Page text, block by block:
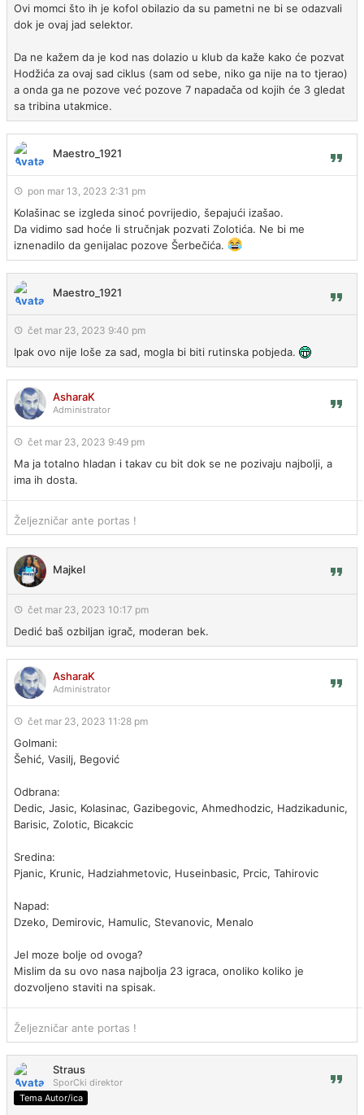
Ovi momci što ih je kofol obilazio da su pametni ne bi se odazvali
dok je ovaj jad selektor.
Da ne kažem da je kod nas dolazio u klub da kaže kako će pozvat
Hodžića za ovaj sad ciklus (sam od sebe, niko ga nije na to tjerao)
a onda ga ne pozove već pozove 7 napadača od kojih će 3 gledat
sa tribina utakmice.
Maestro_1921
pon mar 13, 2023 2:31 pm
Kolašinac se izgleda sinoć povrijedio, šepajući izašao.
Da vidimo sad hoće li stručnjak pozvati Zolotića. Ne bi me
iznenadilo da genijalac pozove Šerbečića.
Maestro_1921
čet mar 23, 2023 9:40 pm
Ipak ovo nije loše za sad, mogla bi biti rutinska pobjeda.
AsharaK
Administrator
čet mar 23, 2023 9:49 pm
Ma ja totalno hladan i takav cu bit dok se ne pozivaju najbolji, a
ima ih dosta.
Željezničar ante portas !
Majkel
čet mar 23, 2023 10:17 pm
Dedić baš ozbiljan igrač, moderan bek.
AsharaK
Administrator
čet mar 23, 2023 11:28 pm
Golmani:
Šehić, Vasilj, Begović
Odbrana:
Dedic, Jasic, Kolasinac, Gazibegovic, Ahmedhodzic, Hadzikadunic,
Barisic, Zolotic, Bicakcic
Sredina:
Pjanic, Krunic, Hadziahmetovic, Huseinbasic, Prcic, Tahirovic
Napad:
Dzeko, Demirovic, Hamulic, Stevanovic, Menalo
Jel moze bolje od ovoga?
Mislim da su ovo nasa najbolja 23 igraca, onoliko koliko je
dozvoljeno staviti na spisak.
Željezničar ante portas !
Straus
SporCki direktor
Tema Autor/ica